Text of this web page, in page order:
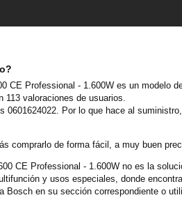
CE Professional - 1.600W es un modelo
113 valoraciones de usuarios.
0601624022. Por lo que hace al
comprarlo de forma fácil, a muy buen
CE Professional - 1.600W no es la
y usos especiales, donde
Bosch en su sección correspondiente o